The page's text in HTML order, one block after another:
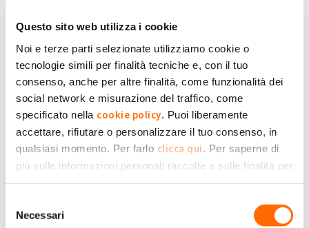
Questo sito web utilizza i cookie
Noi e terze parti selezionate utilizziamo cookie o
tecnologie simili per finalità tecniche e, con il tuo
consenso, anche per altre finalità, come funzionalità dei
social network e misurazione del traffico, come
specificato nella cookie policy . Puoi liberamente
accettare, rifiutare o personalizzare il tuo consenso, in
qualsiasi momento. Per farlo clicca qui . Per saperne di
più sulle informazioni personali raccolte e sulle finalità per
le quali tali informazioni saranno utilizzate, si prega di
delNecessari
lescaffi
Submitted by lescaffi on Sab, 23/07/2022 - 11:33
+1
0 -1
Torna Su per inserire commenti.
Dom, 24/07/2022 - 13:50 (Reply to #7)
Raffaele5
Il GSE per ssp ha una sua
immessa e quella prelevata dalla rete.